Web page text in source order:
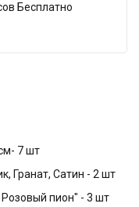
Бесплатно
7 шт
Гранат, Сатин - 2 шт
пион" - 3 шт